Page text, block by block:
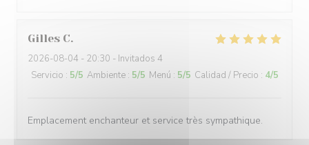
Gilles C
2026-08-04 - 20:30 - Invitados 4
Servicio : 5/5 Ambiente : 5/5 Menú : 5/5 Calidad / Precio : 4/5
Emplacement enchanteur et service très sympathique.